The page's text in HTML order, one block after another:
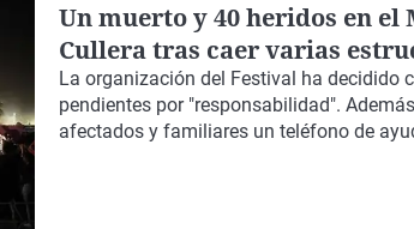
Un muerto y 40 heridos en el
Cullera tras caer varias
La organización del Festival ha decidido
pendientes por "responsabilidad".
afectados y familiares un teléfono de